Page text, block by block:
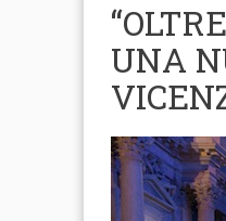
UNA